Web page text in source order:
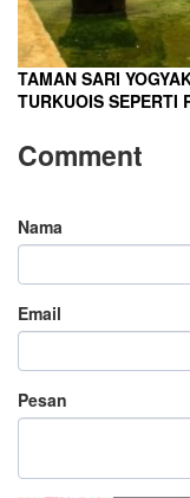
TAMAN SARI
TURKUOIS SEPERTI
Comment
Nama
Email
Pesan